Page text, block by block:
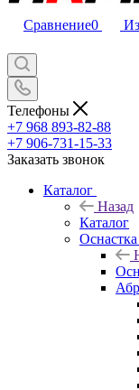
Сравнение0
Телефоны
+7 968 893-82-88
+7 906-731-15-33
Заказать звонок
Каталог
Назад
Каталог
Оснастка